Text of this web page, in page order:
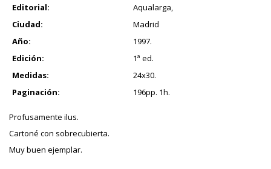
Editorial:
Aqualarga,
Ciudad:
Madrid
Año:
1997.
Edición:
1ª ed.
Medidas:
24x30.
Paginación:
196pp. 1h.
Profusamente ilus.
Cartoné con sobrecubierta.
Muy buen ejemplar.